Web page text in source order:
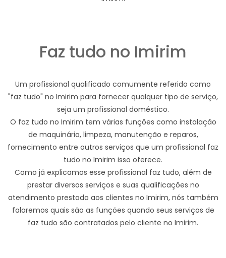
Faz tudo no Imirim
Um profissional qualificado comumente referido como
"faz tudo" no Imirim para fornecer qualquer tipo de serviço,
seja um profissional doméstico.
O faz tudo no Imirim tem várias funções como instalação
de maquinário, limpeza, manutenção e reparos,
fornecimento entre outros serviços que um profissional faz
tudo no Imirim isso oferece.
Como já explicamos esse profissional faz tudo, além de
prestar diversos serviços e suas qualificações no
atendimento prestado aos clientes no Imirim, nós também
falaremos quais são as funções quando seus serviços de
faz tudo são contratados pelo cliente no Imirim.